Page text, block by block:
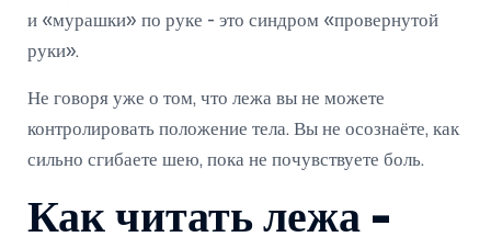
и «мурашки» по руке - это синдром «провернутой
руки».
Не говоря уже о том, что лежа вы не можете
контролировать положение тела. Вы не осознаёте, как
сильно сгибаете шею, пока не почувствуете боль.
Как читать лежа -